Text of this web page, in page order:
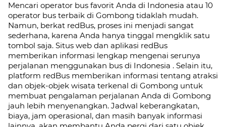
Mencari operator bus favorit Anda di Indonesia atau 10
operator bus terbaik di Gombong tidaklah mudah.
Namun, berkat redBus, proses ini menjadi sangat
sederhana, karena Anda hanya tinggal mengklik satu
tombol saja. Situs web dan aplikasi redBus
memberikan informasi lengkap mengenai serunya
perjalanan menggunakan bus di Indonesia . Selain itu,
platform redBus memberikan informasi tentang atraksi
dan objek-objek wisata terkenal di Gombong untuk
membuat pengalaman perjalanan Anda di Gombong
jauh lebih menyenangkan. Jadwal keberangkatan,
biaya, jam operasional, dan masih banyak informasi